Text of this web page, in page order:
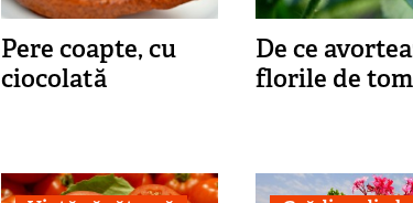
Pere coapte, cu
ciocolată
De ce
florile de